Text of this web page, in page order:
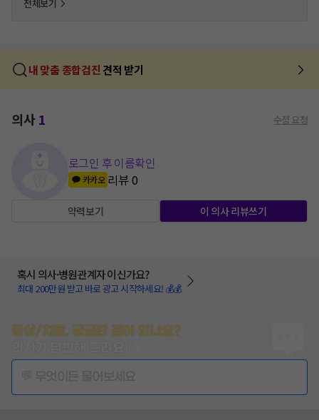
전체보기
내 맞춤 종합검진 견적 받기
의사1 수정 요청
로그인 후 이름확인
카카오 리뷰0
약력보기 이 의사 리뷰쓰기
혹시 의사·병원관계자 이신가요?
최대 200만원 받고 바로 광고 시작하세요! 💰💰
증상/치료, 궁금한 점이 있나요?